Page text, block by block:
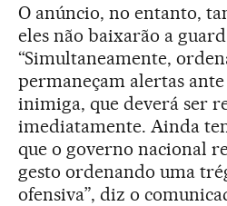
O anúncio, no entanto,
eles não baixarão a
“Simultaneamente,
permaneçam alertas
inimiga, que deverá ser
imediatamente. Ainda
que o governo nacional
gesto ordenando uma
ofensiva”, diz o